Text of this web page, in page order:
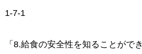
1-7-1
「8.給食の安全性を知ることができ